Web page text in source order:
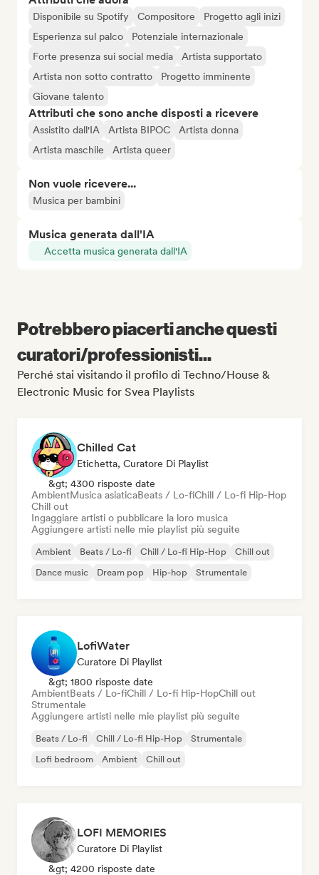
Disponibile su Spotify Compositore
Progetto agli inizi
Esperienza sul palco
Potenziale internazionale
Forte presenza sui social media
Artista supportato
Artista non sotto contratto
Progetto imminente
Giovane talento
Attributi che sono anche disposti a ricevere
Assistito dall'IA Artista BIPOC
Artista donna
Artista maschile
Artista queer
Non vuole ricevere...
Musica per bambini
Musica generata dall'IA
Accetta musica generata dall'IA
Potrebbero piacerti anche questi
curatori/professionisti...
Perché stai visitando il profilo di Techno/House &
Electronic Music for Svea Playlists
Chilled Cat
Etichetta, Curatore Di Playlist
&gt; 4300 risposte date
AmbientMusica asiaticaBeats / Lo-fiChill / Lo-fi Hip-Hop
Chill out
Ingaggiare artisti o pubblicare la loro musica
Aggiungere artisti nelle mie playlist più seguite
Ambient Beats / Lo-fi Chill / Lo-fi Hip-Hop
Chill out
Dance music
Dream pop Hip-hop Strumentale
LofiWater
Curatore Di Playlist
&gt; 1800 risposte date
AmbientBeats / Lo-fiChill / Lo-fi Hip-HopChill out
Strumentale
Aggiungere artisti nelle mie playlist più seguite
Beats / Lo-fi Chill / Lo-fi Hip-Hop
Strumentale
Lofi bedroom
Ambient Chill out
LOFI MEMORIES
Curatore Di Playlist
&gt; 4200 risposte date